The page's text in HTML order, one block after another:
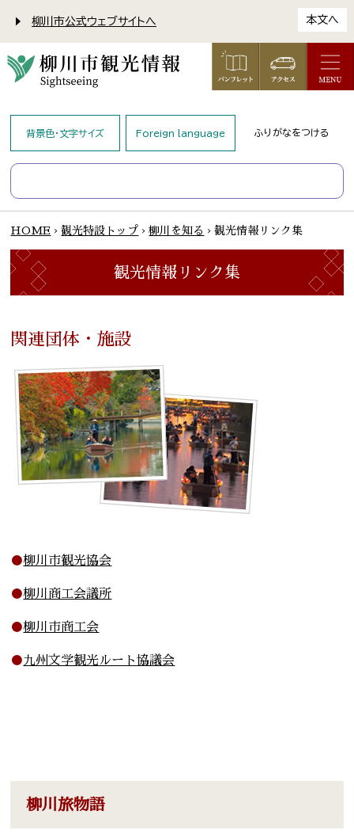
本文へ
柳川市公式ウェブサイトへ
背景色・文字サイズ Foreign language ふりがなをつける
HOME › 観光特設トップ › 柳川を知る › 観光情報リンク集
観光情報リンク集
関連団体・施設
柳川市観光協会
柳川商工会議所
柳川市商工会
九州文学観光ルート協議会
柳川旅物語